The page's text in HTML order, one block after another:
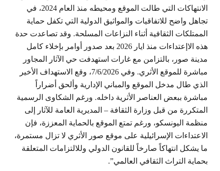
الانتهاكات التي طالت الموقع ومحيطه منذ العام 2024، في
تجاهل واضح للاتفاقيات والمواثيق الدولية التي تكفل حماية
الممتلكات الثقافية أثناء النزاعات المسلحة. وقد تصاعدت حدة
هذه الاإعتداءات منذ ايار 2026 بعد صدور أوامر بإخلاء كامل
مدينة صور، بالتزامن مع غارات استهدفت حي الآثار المجاور
مباشرة للموقع الأثري. وفي 7/6/2026، وقع الاستهداف الأخير
الذي طال مدخل الموقع والمباني الإدارية وألحق أضراراً
مباشرة ببعض العناصر الأثرية داخله. ورغم الشكاوى الرسمية
المتكررة من قبل وزارة الثقافة – المديرية العامة للآثار إلى
منظمة اليونسكو، ورغم تمتع الموقع بالحماية المعززة، فإن
الاعتداءات الإسرائيلية على موقع صور الأثري لا تزال مستمرة،
ما يشكل انتهاكاً صارخاً للقانون الدولي وللالتزامات المتعلقة
بحماية التراث الثقافي العالمي”.